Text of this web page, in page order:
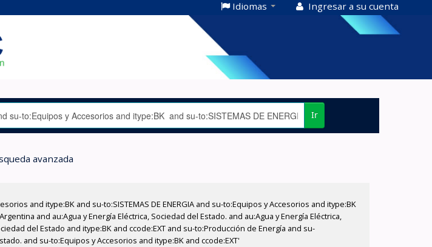
Idiomas Ingresar a su cuenta
Ir
avanzada
and itype:BK and su-to:SISTEMAS DE ENERGIA and su-to:Equipos y Accesorios and itype:BK
and au:Agua y Energía Eléctrica, Sociedad del Estado. and au:Agua y Energía Eléctrica,
del Estado and itype:BK and ccode:EXT and su-to:Producción de Energía and su-
and su-to:Equipos y Accesorios and itype:BK and ccode:EXT'